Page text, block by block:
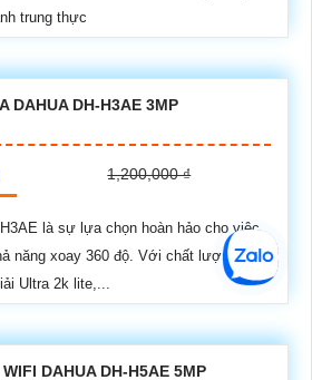
trung thực
DAHUA DH-H3AE 3MP
1,200,000 ₫
là sự lựa chọn hoàn hảo cho việc
năng xoay 360 độ. Với chất lượng hình
Ultra 2k lite,...
DAHUA DH-H5AE 5MP